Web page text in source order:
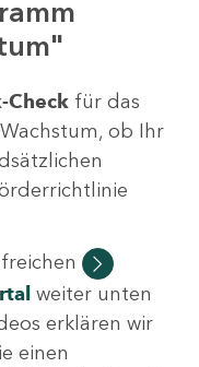
Check für das
ob Ihr
weiter unten
erklären wir
einen